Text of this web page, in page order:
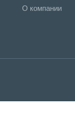
О компании